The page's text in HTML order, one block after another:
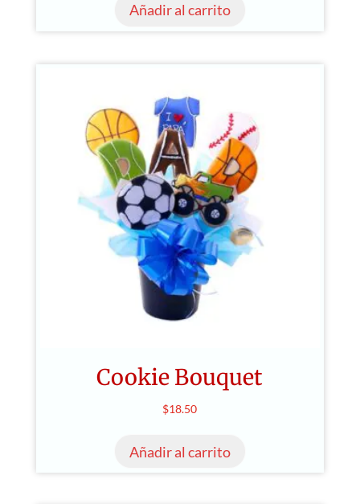
Añadir al carrito
Cookie Bouquet
$18.50
Añadir al carrito